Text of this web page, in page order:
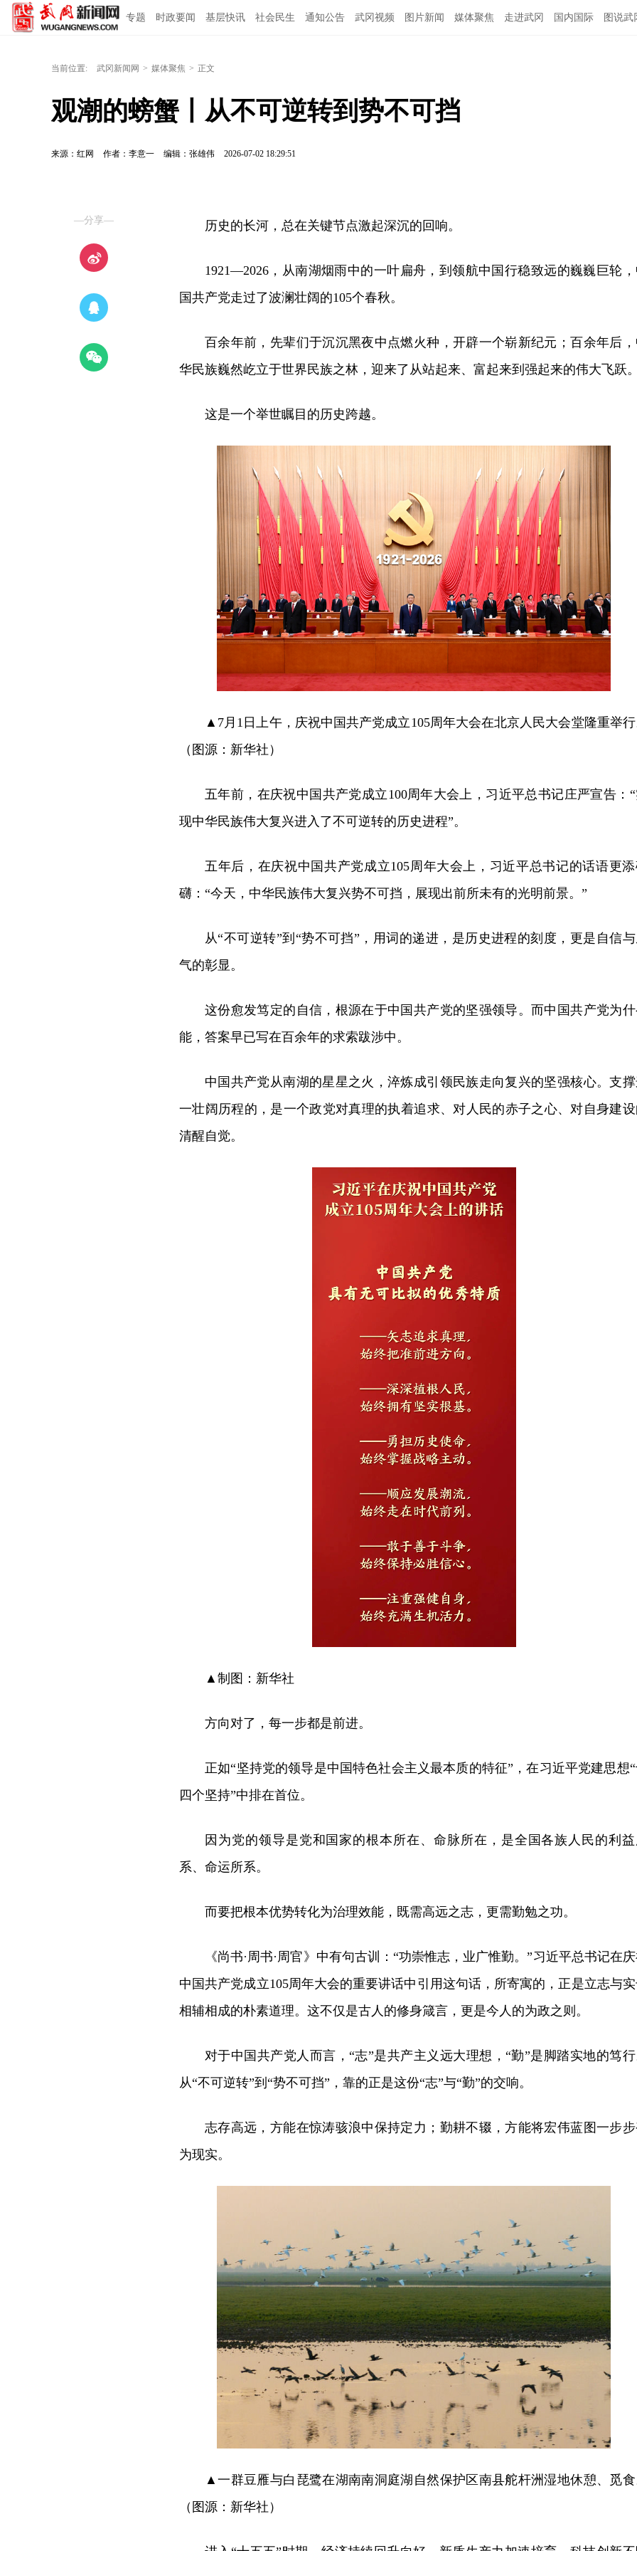
专题 时政要闻 基层快讯 社会民生 通知公告 武冈视频 图片新闻 媒体聚焦 走进武冈 国内国际 图说武
当前位置: 武冈新闻网 > 媒体聚焦 > 正文
观潮的螃蟹丨从不可逆转到势不可挡
来源：红网 作者：李意一 编辑：张雄伟 2026-07-02 18:29:51
—分享— 历史的长河，总在关键节点激起深沉的回响。
1921—2026，从南湖烟雨中的一叶扁舟，到领航中国行稳致远的巍巍巨轮
国共产党走过了波澜壮阔的105个春秋。
百余年前，先辈们于沉沉黑夜中点燃火种，开辟一个崭新纪元；百余年后
华民族巍然屹立于世界民族之林，迎来了从站起来、富起来到强起来的伟大飞跃
这是一个举世瞩目的历史跨越。
▲7月1日上午，庆祝中国共产党成立105周年大会在北京人民大会堂隆重举
（图源：新华社）
五年前，在庆祝中国共产党成立100周年大会上，习近平总书记庄严宣告：
现中华民族伟大复兴进入了不可逆转的历史进程”。
五年后，在庆祝中国共产党成立105周年大会上，习近平总书记的话语更
礴：“今天，中华民族伟大复兴势不可挡，展现出前所未有的光明前景。”
从“不可逆转”到“势不可挡”，用词的递进，是历史进程的刻度，更是自信
气的彰显。
这份愈发笃定的自信，根源在于中国共产党的坚强领导。而中国共产党为
能，答案早已写在百余年的求索跋涉中。
中国共产党从南湖的星星之火，淬炼成引领民族走向复兴的坚强核心。支
一壮阔历程的，是一个政党对真理的执着追求、对人民的赤子之心、对自身建
清醒自觉。
▲制图：新华社
方向对了，每一步都是前进。
正如“坚持党的领导是中国特色社会主义最本质的特征”，在习近平党建思想
四个坚持”中排在首位。
因为党的领导是党和国家的根本所在、命脉所在，是全国各族人民的利
系、命运所系。
而要把根本优势转化为治理效能，既需高远之志，更需勤勉之功。
《尚书·周书·周官》中有句古训：“功崇惟志，业广惟勤。”习近平总书记在
中国共产党成立105周年大会的重要讲话中引用这句话，所寄寓的，正是立志与
相辅相成的朴素道理。这不仅是古人的修身箴言，更是今人的为政之则。
对于中国共产党人而言，“志”是共产主义远大理想，“勤”是脚踏实地的笃
从“不可逆转”到“势不可挡”，靠的正是这份“志”与“勤”的交响。
志存高远，方能在惊涛骇浪中保持定力；勤耕不辍，方能将宏伟蓝图一步
为现实。
▲一群豆雁与白琵鹭在湖南南洞庭湖自然保护区南县舵杆洲湿地休憩、觅
（图源：新华社）